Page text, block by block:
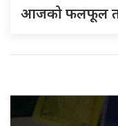
आजको फलफूल